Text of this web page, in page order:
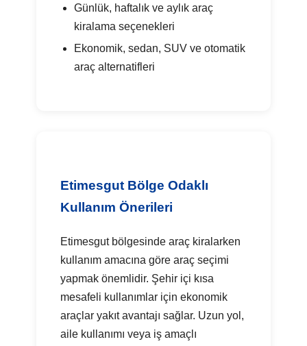
Günlük, haftalık ve aylık araç
kiralama seçenekleri
Ekonomik, sedan, SUV ve otomatik
araç alternatifleri
Etimesgut Bölge Odaklı
Kullanım Önerileri
Etimesgut bölgesinde araç kiralarken
kullanım amacına göre araç seçimi
yapmak önemlidir. Şehir içi kısa
mesafeli kullanımlar için ekonomik
araçlar yakıt avantajı sağlar. Uzun yol,
aile kullanımı veya iş amaçlı